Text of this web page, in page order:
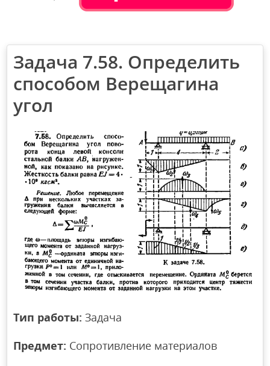
Задача 7.58. Определить
способом Верещагина
угол
Тип работы: Задача
Предмет: Сопротивление материалов